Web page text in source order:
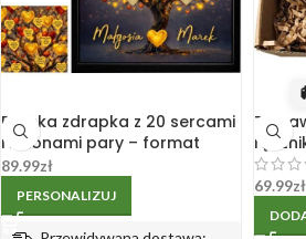
Ramka zdrapka z 20 sercami
i imionami pary – format
30×40 cm
89.99zł
PERSONALIZUJ
69.99zł